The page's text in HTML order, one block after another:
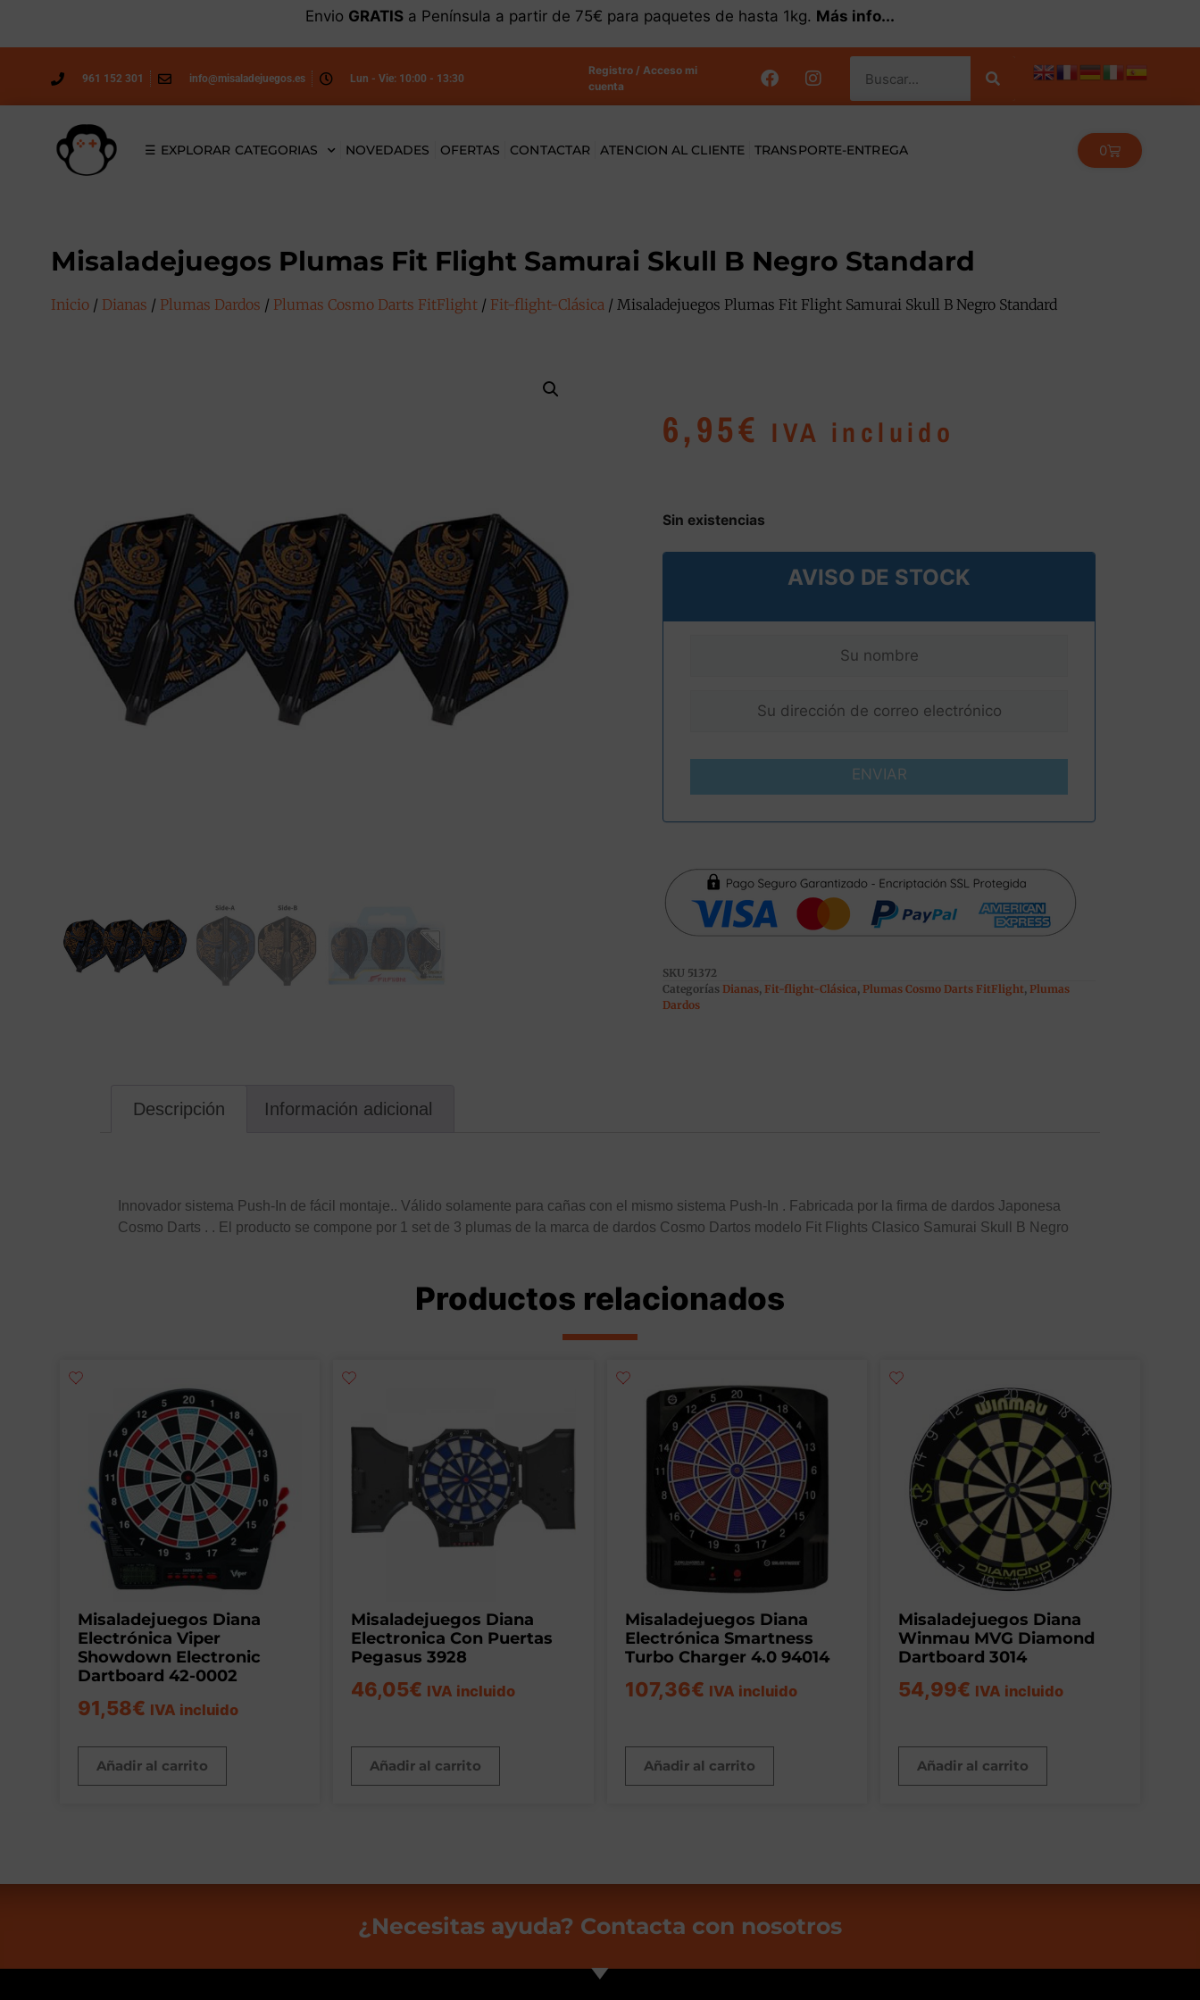
Envio GRATIS a Península a partir de 75€ para paquetes de hasta 1kg. Más info...
961 152 301 info@misaladejuegos.es Lun - Vie: 10:00 - 13:30
Registro / Acceso mi
cuenta
☰ EXPLORAR CATEGORIAS NOVEDADES OFERTAS CONTACTAR ATENCION AL CLIENTE TRANSPORTE-ENTREGA 0
Misaladejuegos Plumas Fit Flight Samurai Skull B Negro Standard
Inicio / Dianas / Plumas Dardos / Plumas Cosmo Darts FitFlight / Fit-flight-Clásica / Misaladejuegos Plumas Fit Flight Samurai Skull B Negro Standard
6,95€ IVA incluido
Sin existencias
AVISO DE STOCK
ENVIAR
SKU 51372
Categorías Dianas, Fit-flight-Clásica, Plumas Cosmo Darts FitFlight, Plumas
Dardos
Descripción Información adicional
Innovador sistema Push-In de fácil montaje.. Válido solamente para cañas con el mismo sistema Push-In . Fabricada por la firma de dardos Japonesa
Cosmo Darts . . El producto se compone por 1 set de 3 plumas de la marca de dardos Cosmo Dartos modelo Fit Flights Clasico Samurai Skull B Negro
Productos relacionados
Misaladejuegos Diana
Electrónica Viper
Showdown Electronic
Dartboard 42-0002
91,58€ IVA incluido
Añadir al carrito
Misaladejuegos Diana
Electronica Con Puertas
Pegasus 3928
46,05€ IVA incluido
Añadir al carrito
Misaladejuegos Diana
Electrónica Smartness
Turbo Charger 4.0 94014
107,36€ IVA incluido
Añadir al carrito
Misaladejuegos Diana
Winmau MVG Diamond
Dartboard 3014
54,99€ IVA incluido
Añadir al carrito
¿Necesitas ayuda? Contacta con nosotros